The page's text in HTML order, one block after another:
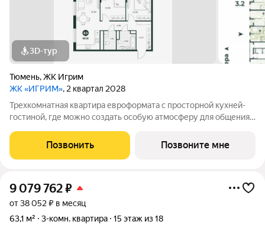
3D-тур
Тюмень,ЖК Игрим
ЖК «ИГРИМ», 2 квартал 2028
Трехкомнатная квартира евроформата с просторной кухней-
гостиной, где можно создать особую атмосферу для общения
Планировкой предусмотрено два санузла - гостевой и
полноценная ванная комната.
Позвонить Позвоните мне
9 079 762₽
от 38 052 ₽ в месяц
63,1 м²
3-комн. квартира 15 этаж из 18